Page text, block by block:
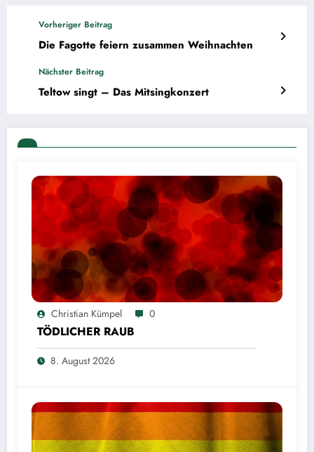
Vorheriger Beitrag
Die Fagotte feiern zusammen Weihnachten
Nächster Beitrag
Teltow singt – Das Mitsingkonzert
Christian Kümpel 0
TÖDLICHER RAUB
8. August 2026